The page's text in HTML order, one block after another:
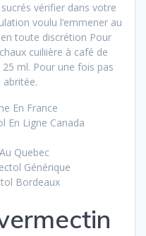
vérifier dans votre
voulu l’emmener au
toute discrétion Pour
cuiliière à café de
ml. Pour une fois pas
En France
En Ligne Canada
Quebec
Générique
Bordeaux